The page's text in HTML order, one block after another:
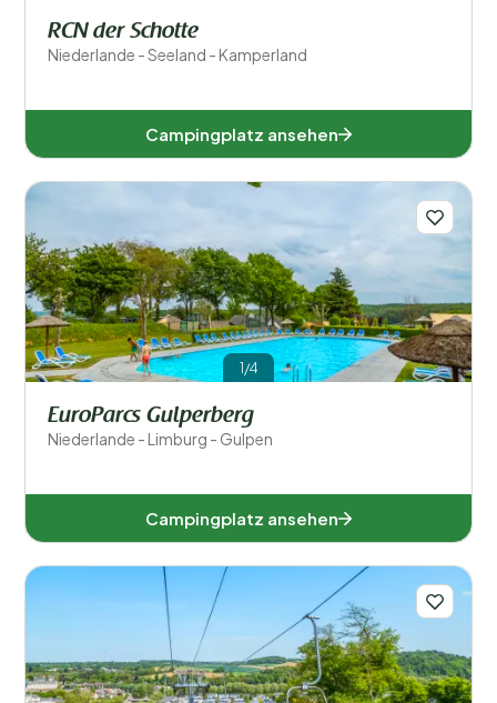
RCN der Schotte
Niederlande - Seeland - Kamperland
Campingplatz ansehen
1/4
EuroParcs Gulperberg
Niederlande - Limburg - Gulpen
Campingplatz ansehen